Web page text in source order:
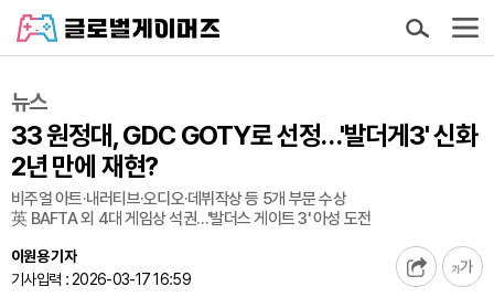
뉴스
33 원정대, GDC GOTY로 선정…'발더게3' 신화
2년 만에 재현?
비주얼 아트·내러티브·오디오·데뷔작상 등 5개 부문 수상
英 BAFTA 외 4대 게임상 석권…'발더스 게이트 3' 아성 도전
이원용 기자
기사입력 : 2026-03-17 16:59